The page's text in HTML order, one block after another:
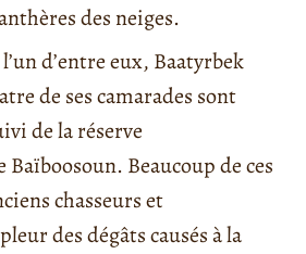
des neiges.
d’entre eux, Baatyrbek
de ses camarades sont
de la réserve
Beaucoup de ces
chasseurs et
des dégâts causés à la